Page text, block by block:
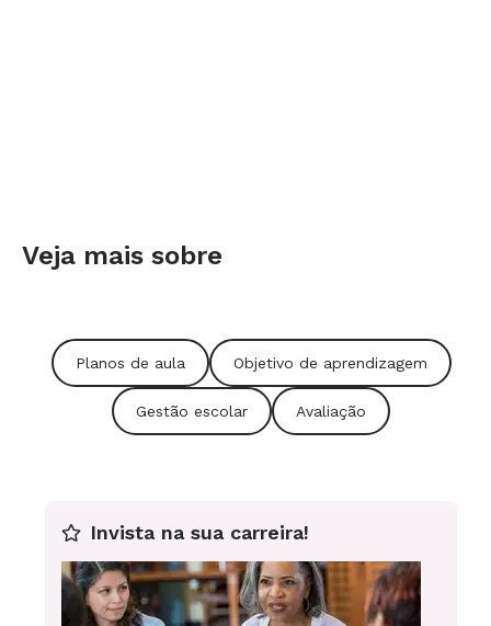
Veja mais sobre
Planos de aula Objetivo de aprendizagem
Gestão escolar Avaliação
Invista na sua carreira!